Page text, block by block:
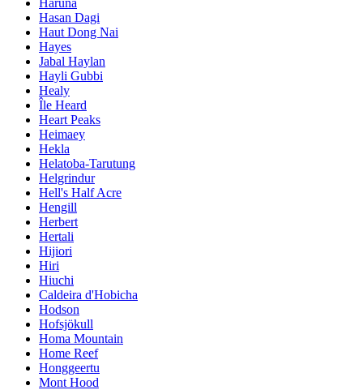
Hasan Dagi
Haut Dong Nai
Hayes
Jabal Haylan
Hayli Gubbi
Healy
Île Heard
Heart Peaks
Heimaey
Hekla
Helatoba-Tarutung
Helgrindur
Hell's Half Acre
Hengill
Herbert
Hertali
Hijiori
Hiri
Hiuchi
Caldeira d'Hobicha
Hodson
Hofsjökull
Homa Mountain
Home Reef
Honggeertu
Mont Hood